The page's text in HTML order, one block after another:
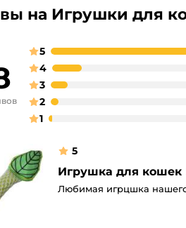
на Игрушки для
5
4
3
2
1
5
Игрушка для кошек
Любимая игрцшка нашего